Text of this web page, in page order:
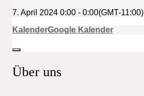
7. April 2024 0:00 - 0:00(GMT-11:00)
KalenderGoogle Kalender
Über uns